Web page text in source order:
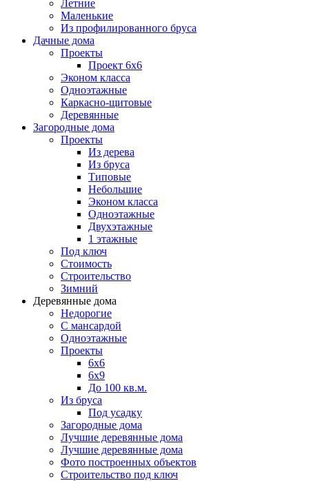
Летние
Маленькие
Из профилированного бруса
Дачные дома
Проекты
Проект 6х6
Эконом класса
Одноэтажные
Каркасно-щитовые
Деревянные
Загородные дома
Проекты
Из дерева
Из бруса
Типовые
Небольшие
Эконом класса
Одноэтажные
Двухэтажные
1 этажные
Под ключ
Стоимость
Строительство
Зимний
Деревянные дома
Недорогие
С мансардой
Одноэтажные
Проекты
6х6
6х9
До 100 кв.м.
Из бруса
Под усадку
Загородные дома
Лучшие деревянные дома
Лучшие деревянные дома
Фото построенных объектов
Строительство под ключ